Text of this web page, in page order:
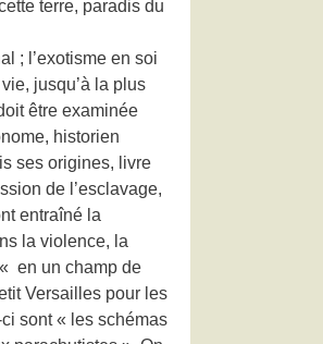
terre, paradis du
; l’exotisme en soi
jusqu’à la plus
être examinée
historien
ses origines, livre
de l’esclavage,
entraîné la
la violence, la
en un champ de
Versailles pour les
sont « les schémas